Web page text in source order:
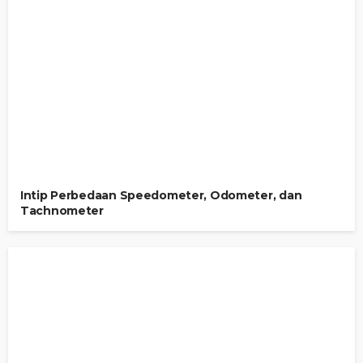
Intip Perbedaan Speedometer, Odometer, dan
Tachnometer